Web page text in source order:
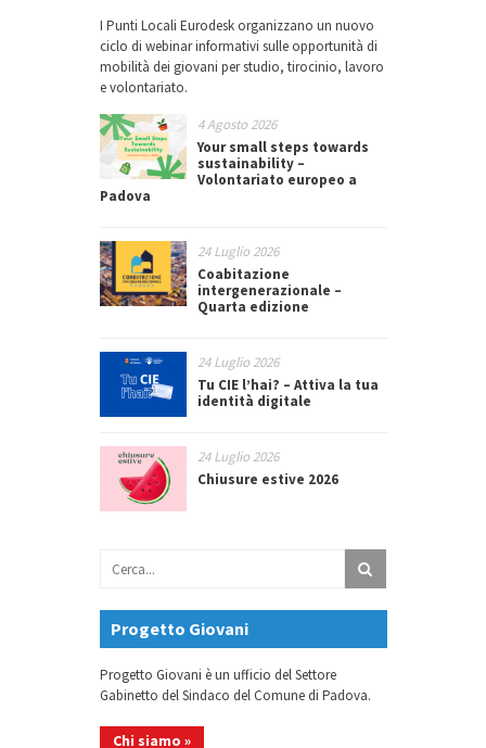
I Punti Locali Eurodesk organizzano un nuovo
ciclo di webinar informativi sulle opportunità di
mobilità dei giovani per studio, tirocinio, lavoro
e volontariato.
4 Agosto 2026
Your small steps towards
sustainability –
Volontariato europeo a
Padova
24 Luglio 2026
Coabitazione
intergenerazionale –
Quarta edizione
24 Luglio 2026
Tu CIE l’hai? – Attiva la tua
identità digitale
24 Luglio 2026
Chiusure estive 2026
Progetto Giovani
Progetto Giovani è un ufficio del Settore
Gabinetto del Sindaco del Comune di Padova.
Chi siamo »